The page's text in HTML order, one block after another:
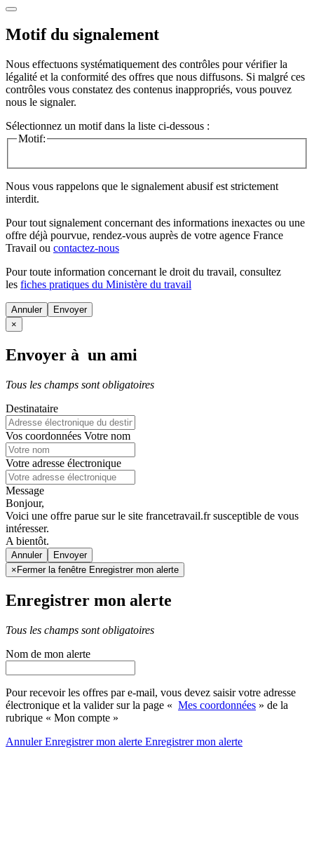
Motif du signalement
Nous effectuons systématiquement des contrôles pour vérifier la
légalité et la conformité des offres que nous diffusons. Si malgré ces
contrôles vous constatez des contenus inappropriés, vous pouvez
nous le signaler.
Sélectionnez un motif dans la liste ci-dessous :
Motif:
Nous vous rappelons que le signalement abusif est strictement
interdit.
Pour tout signalement concernant des informations inexactes ou une
offre déjà pourvue, rendez-vous auprès de votre agence France
Travail ou contactez-nous
Pour toute information concernant le droit du travail, consultez
les fiches pratiques du Ministère du travail
Annuler
×
Envoyer à un ami
Tous les champs sont obligatoires
Destinataire
Vos coordonnées Votre nom
Votre adresse électronique
Message
Bonjour,
Voici une offre parue sur le site francetravail.fr susceptible de vous
intéresser.
A bientôt.
Annuler
× Fermer la fenêtre Enregistrer mon alerte
Enregistrer mon alerte
Tous les champs sont obligatoires
Nom de mon alerte
Pour recevoir les offres par e-mail, vous devez saisir votre adresse
électronique et la valider sur la page « Mes coordonnées » de la
rubrique « Mon compte »
AnnulerEnregistrer mon alerte Enregistrermon alerte